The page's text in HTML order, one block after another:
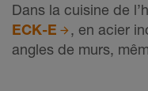
Dans la cuisine de
ECK-E
, en acier
angles de murs,